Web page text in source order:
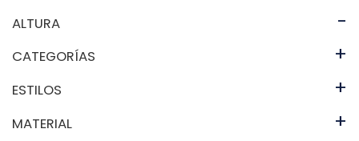
ALTURA -
CATEGORÍAS +
ESTILOS +
MATERIAL +